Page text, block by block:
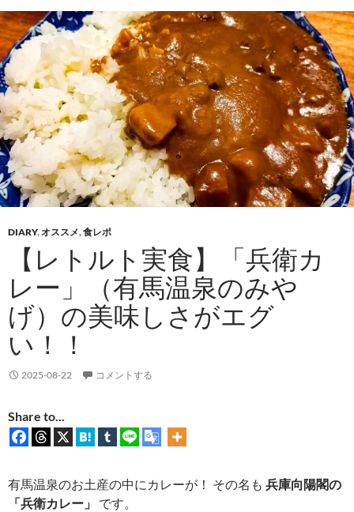
DIARY,オススメ,食レポ
【レトルト実食】「兵衛カ
レー」（有馬温泉のみや
げ）の美味しさがエグ
い！！
2025-08-22 コメントする
Share to...
有馬温泉のお土産の中にカレーが！ その名も 兵庫向陽閣の
「兵衛カレー」
です。